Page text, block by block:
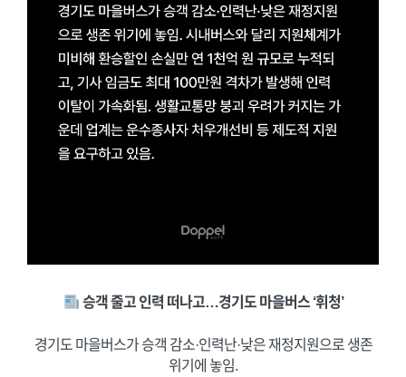
승객 줄고 인력 떠나고…경기도 마을버스 ‘휘청’
경기도 마을버스가 승객 감소·인력난·낮은 재정지원으로 생존
위기에 놓임.